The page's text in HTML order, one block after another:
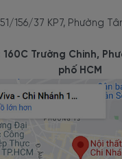
156/37 KP7, Phường
160C Trường Chinh,
phố HCM